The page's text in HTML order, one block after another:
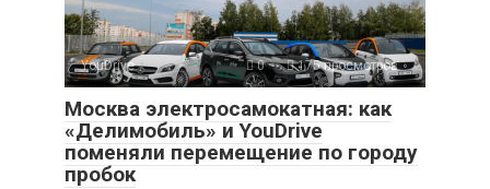
YouDrive 0 175 просмотров
Москва электросамокатная: как
«Делимобиль» и YouDrive
поменяли перемещение по городу
пробок